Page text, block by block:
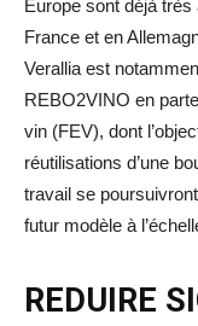
Europe sont déjà
France et en
Verallia est
REBO2VINO en
vin (FEV), dont
réutilisations d’une
travail se
futur modèle à
REDUIRE